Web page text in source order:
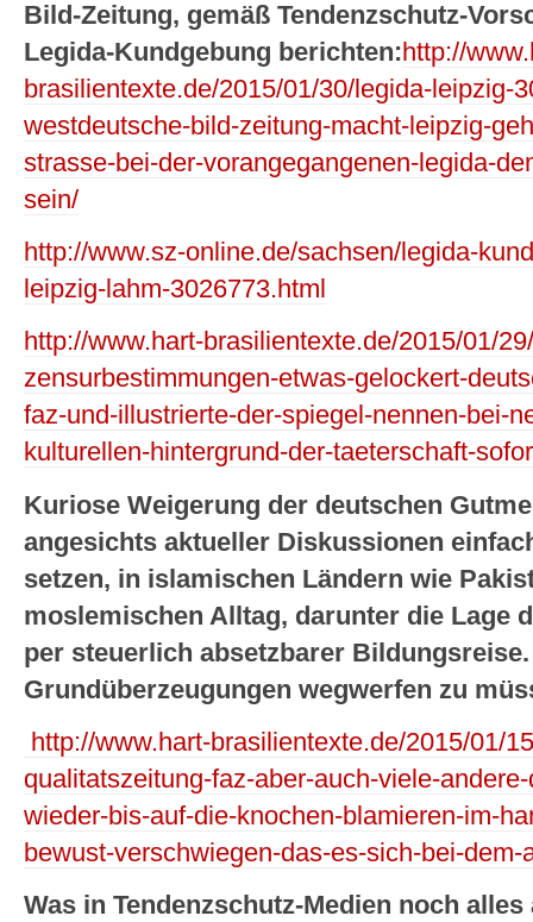
Bild-Zeitung, gemäß Tendenzschutz-
Legida-Kundgebung berichten:http://
brasilientexte.de/2015/01/30/legida-leipzig-
westdeutsche-bild-zeitung-macht-leipzig-
strasse-bei-der-vorangegangenen-legida-
sein/
http://www.sz-online.de/sachsen/legida-
leipzig-lahm-3026773.html
http://www.hart-brasilientexte.de/2015/01/
zensurbestimmungen-etwas-gelockert-
faz-und-illustrierte-der-spiegel-nennen-bei-
kulturellen-hintergrund-der-taeterschaft-
Kuriose Weigerung der deutschen
angesichts aktueller Diskussionen
setzen, in islamischen Ländern wie
moslemischen Alltag, darunter die Lage
per steuerlich absetzbarer
Grundüberzeugungen wegwerfen zu
http://www.hart-brasilientexte.de/2015/01/
qualitatszeitung-faz-aber-auch-viele-
wieder-bis-auf-die-knochen-blamieren-im-
bewust-verschwiegen-das-es-sich-bei-dem-
Was in Tendenzschutz-Medien noch